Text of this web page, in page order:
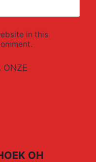
in this
ONZE
OH